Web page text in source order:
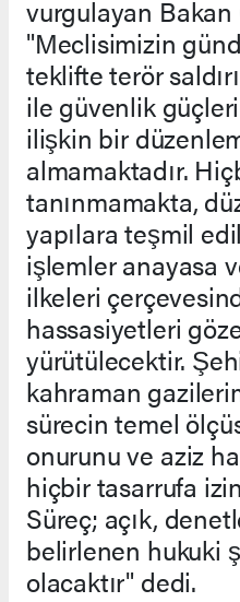
vurgulayan Bakan
"Meclisimizin
teklifte terör
ile güvenlik
ilişkin bir
almamaktadır.
tanınmamakta,
yapılara teşmil
işlemler anayasa
ilkeleri
hassasiyetleri
yürütülecektir.
kahraman
sürecin temel
onurunu ve aziz
hiçbir tasarrufa
Süreç; açık,
belirlenen hukuki
olacaktır" dedi.